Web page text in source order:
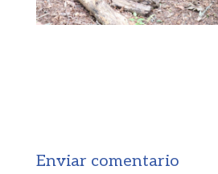
Enviar comentario